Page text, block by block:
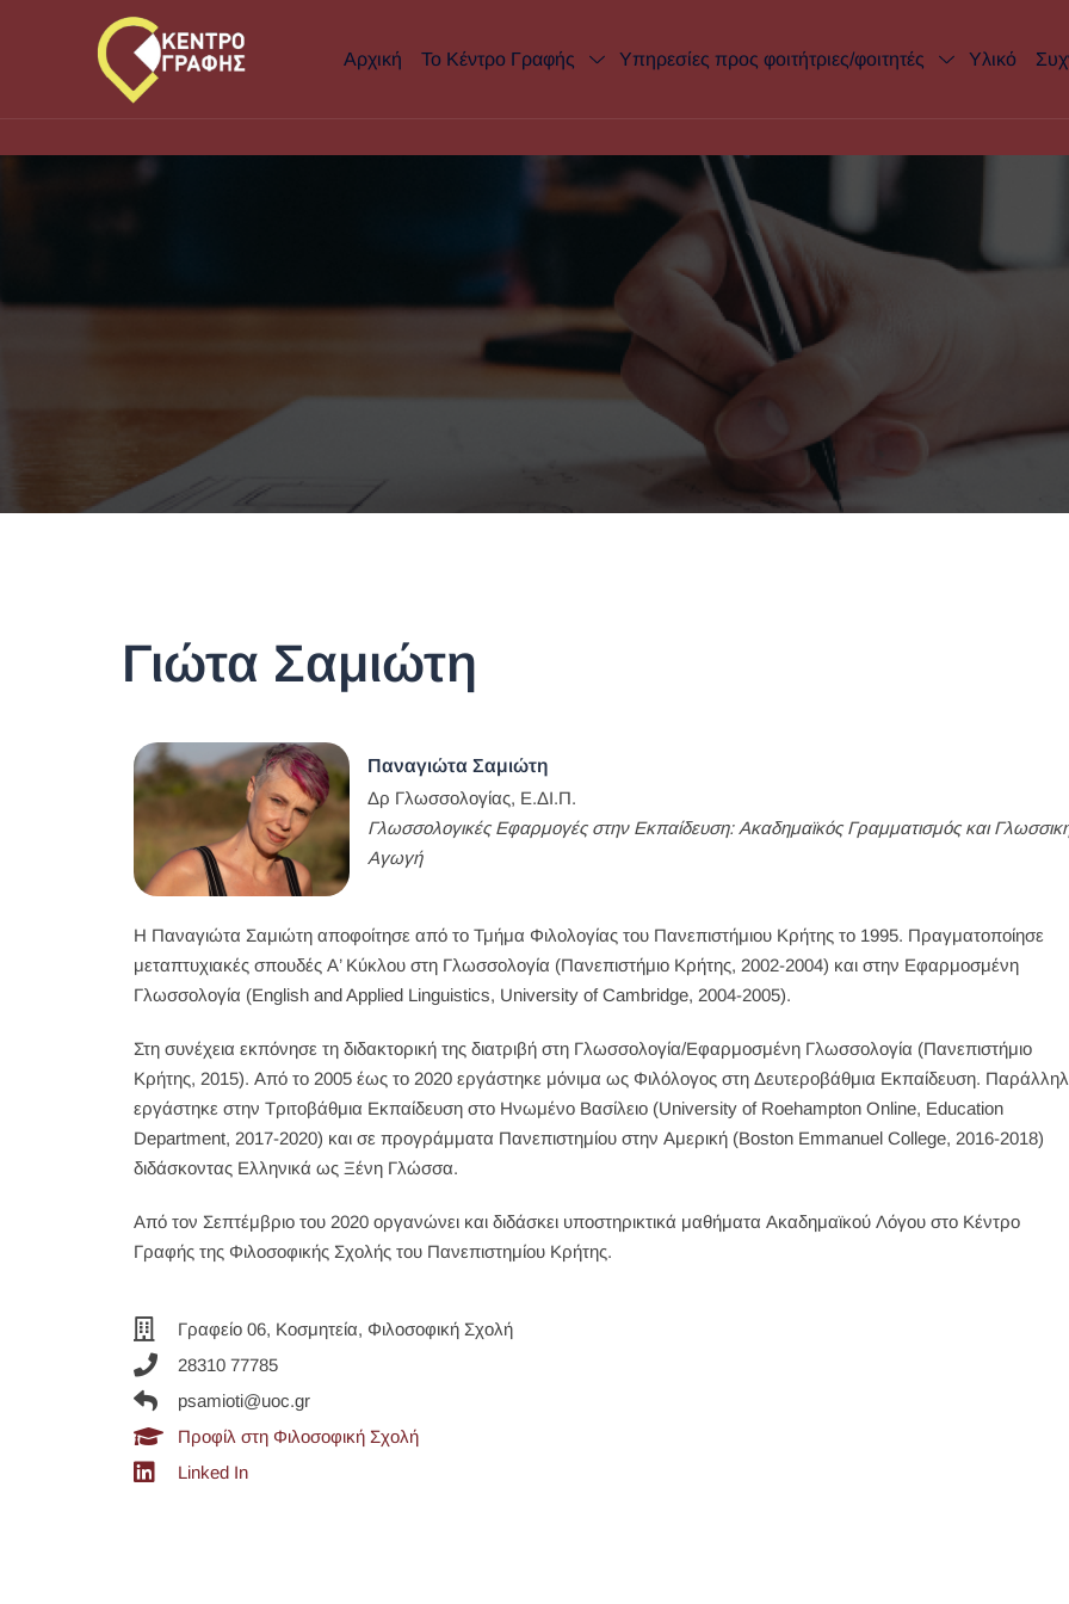
Αρχική Το Κέντρο Γραφής Υπηρεσίες προς φοιτήτριες/φοιτητές Υλικό
Γιώτα Σαμιώτη
Παναγιώτα Σαμιώτη
Δρ Γλωσσολογίας, Ε.ΔΙ.Π.
Γλωσσολογικές Εφαρμογές στην Εκπαίδευση: Ακαδημαϊκός Γραμματισμός και
Αγωγή
Η Παναγιώτα Σαμιώτη αποφοίτησε από το Τμήμα Φιλολογίας του Πανεπιστήμιου Κρήτης το 1995. Πραγματοποίησε
μεταπτυχιακές σπουδές Α’ Κύκλου στη Γλωσσολογία (Πανεπιστήμιο Κρήτης, 2002-2004) και στην Εφαρμοσμένη
Γλωσσολογία (English and Applied Linguistics, University of Cambridge, 2004-2005).
Στη συνέχεια εκπόνησε τη διδακτορική της διατριβή στη Γλωσσολογία/Εφαρμοσμένη Γλωσσολογία (Πανεπιστήμιο
Κρήτης, 2015). Από το 2005 έως το 2020 εργάστηκε μόνιμα ως Φιλόλογος στη Δευτεροβάθμια Εκπαίδευση.
εργάστηκε στην Τριτοβάθμια Εκπαίδευση στο Ηνωμένο Βασίλειο (University of Roehampton Online, Education
Department, 2017-2020) και σε προγράμματα Πανεπιστημίου στην Αμερική (Boston Emmanuel College, 2016-2018)
διδάσκοντας Ελληνικά ως Ξένη Γλώσσα.
Από τον Σεπτέμβριο του 2020 οργανώνει και διδάσκει υποστηρικτικά μαθήματα Ακαδημαϊκού Λόγου στο Κέντρο
Γραφής της Φιλοσοφικής Σχολής του Πανεπιστημίου Κρήτης.
Γραφείο 06, Κοσμητεία, Φιλοσοφική Σχολή
28310 77785
psamioti@uoc.gr
Προφίλ στη Φιλοσοφική Σχολή
Linked In